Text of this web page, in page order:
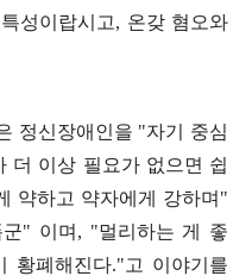
성이랍시고, 온갖 혐오와
정신장애인을 "자기 중심
더 이상 필요가 없으면 쉽
약하고 약자에게 강하며 "
" 이며 , "멀리하는 게 좋
황폐해진다."고 이야기를